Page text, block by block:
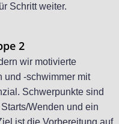
Schritt weiter.
2
wir motivierte
und -schwimmer mit
Schwerpunkte sind
Wenden und ein
ist die Vorbereitung auf